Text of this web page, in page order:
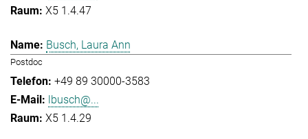
X5 1.4.47
Busch, Laura Ann
Postdoc
+49 89 30000-3583
lbusch@...
X5 1.4.29